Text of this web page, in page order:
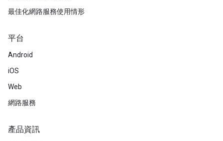
最佳化網路服務使用情形
平台
Android
iOS
Web
網路服務
產品資訊